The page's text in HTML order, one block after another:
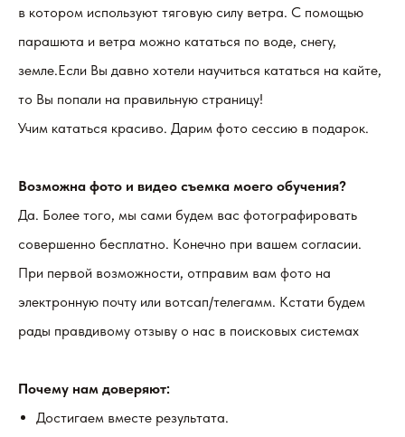
в котором используют тяговую силу ветра. С помощью
парашюта и ветра можно кататься по воде, снегу,
земле.Если Вы давно хотели научиться кататься на кайте,
то Вы попали на правильную страницу!
Учим кататься красиво. Дарим фото сессию в подарок.
Возможна фото и видео съемка моего обучения?
Да. Более того, мы сами будем вас фотографировать
совершенно бесплатно. Конечно при вашем согласии.
При первой возможности, отправим вам фото на
электронную почту или вотсап/телегамм. Кстати будем
рады правдивому отзыву о нас в поисковых системах
Почему нам доверяют:
Достигаем вместе результата.